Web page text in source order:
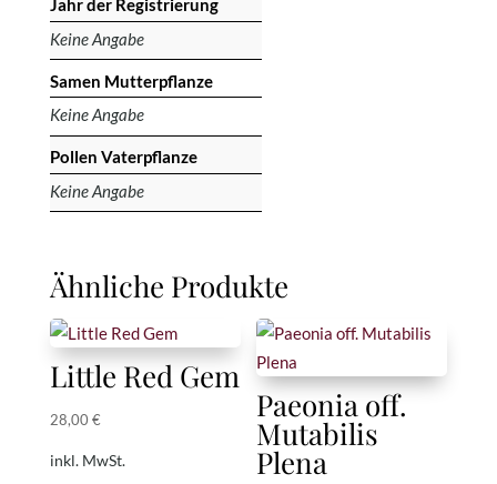
Jahr der Registrierung
Keine Angabe
Samen Mutterpflanze
Keine Angabe
Pollen Vaterpflanze
Keine Angabe
Ähnliche Produkte
Little Red Gem
28,00 €
inkl. MwSt.
Paeonia off.
Mutabilis
Plena